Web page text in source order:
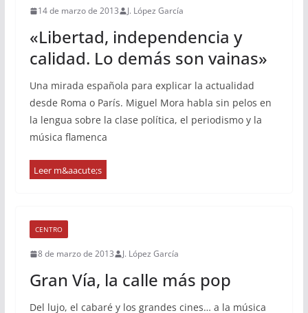
14 de marzo de 2013 J. López García
«Libertad, independencia y
calidad. Lo demás son vainas»
Una mirada española para explicar la actualidad
desde Roma o París. Miguel Mora habla sin pelos en
la lengua sobre la clase política, el periodismo y la
música flamenca
CENTRO
8 de marzo de 2013 J. López García
Gran Vía, la calle más pop
Del lujo, el cabaré y los grandes cines… a la música